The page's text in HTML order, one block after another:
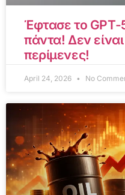
Έφτασε το GPT-
πάντα! Δεν
περίμενες!
April 24, 2026 No